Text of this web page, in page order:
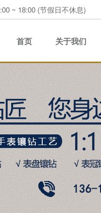
~ 18:00 (节假日不休息)
首页 关于我们